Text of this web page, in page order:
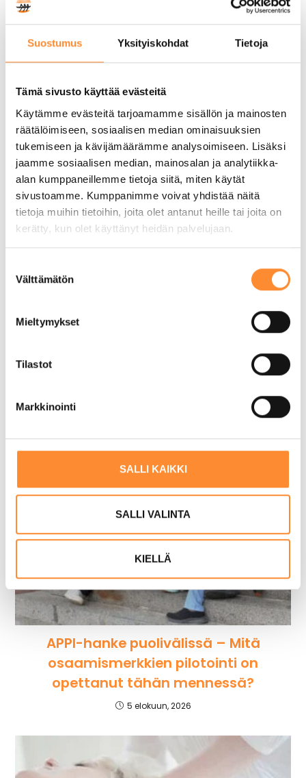
Suostumus Yksityiskohdat Tietoja
Tämä sivusto käyttää evästeitä
Käytämme evästeitä tarjoamamme sisällön ja mainosten
räätälöimiseen, sosiaalisen median ominaisuuksien
tukemiseen ja kävijämäärämme analysoimiseen. Lisäksi
jaamme sosiaalisen median, mainosalan ja analytiikka-
alan kumppaneillemme tietoja siitä, miten käytät
sivustoamme. Kumppanimme voivat yhdistää näitä
tietoja muihin tietoihin, joita olet antanut heille tai joita on
kerätty, kun olet käyttänyt heidän palvelujaan.
Välttämätön
Mieltymykset
Tilastot
Markkinointi
SALLI KAIKKI
SALLI VALINTA
KIELLÄ
että jokaiselle löydetään hänen
lähtökohtiinsa soveltuva ratkaisu, joka on
kestävä ja vastuullinen myös yhteiskunnan
toiminnan ja rahoituksen näkökulmasta,
Palokangas sanoo.
Hanke on osaLapin sosiaalinen
kädenjälki-hankeperhettä, jonka
tavoitteena on vastata työvoimatarpeisiin
niin, että jokainen voi löytää paikkansa
työelämästä osaamisensa ja
voimavarojensa pohjalta.
projektisuunnittelija
APPI-hanke puolivälissä – Mitä
osaamismerkkien pilotointi on
opettanut tähän mennessä?
5 elokuun, 2026